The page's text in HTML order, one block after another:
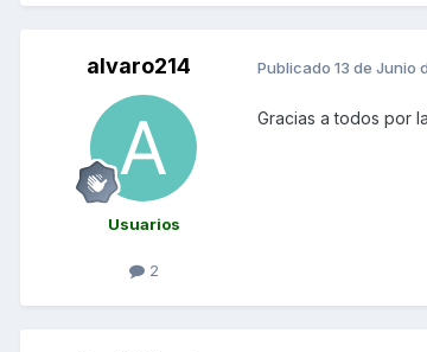
alvaro214
Usuarios
2
Publicado 13 de Junio
Gracias a todos por